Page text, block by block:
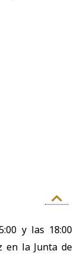
y las 18:00
en la Junta de